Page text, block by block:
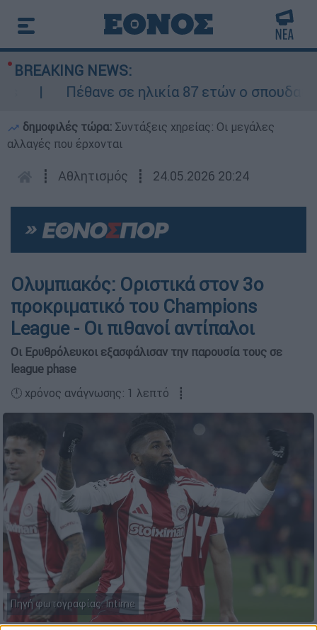
BREAKING NEWS:
Πέθανε σε ηλικία 87 ετών ο
δημοφιλές τώρα: Συντάξεις χηρείας: Οι μεγάλες
αλλαγές που έρχονται
┋ Αθλητισμός ┋ 24.05.2026 20:24
Ολυμπιακός: Οριστικά στον 3ο
προκριματικό του Champions
League - Οι πιθανοί αντίπαλοι
Οι Ερυθρόλευκοι εξασφάλισαν την παρουσία τους σε
league phase
🕛 χρόνος ανάγνωσης: 1 λεπτό ┋
Πηγή φωτογραφίας: Intime